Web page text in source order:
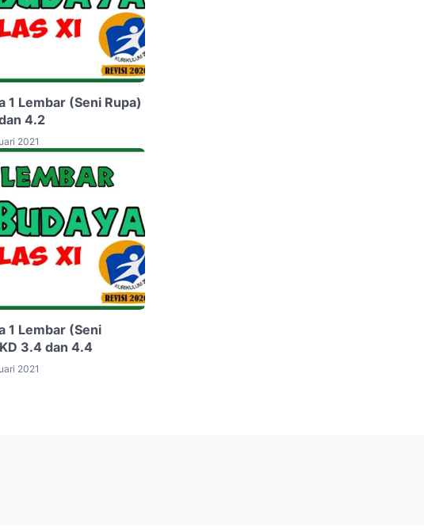
1 Lembar (Seni Rupa)
4.2
2021
1 Lembar (Seni
3.4 dan 4.4
2021